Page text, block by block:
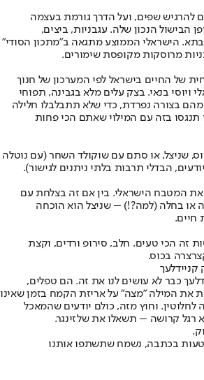
להרגיש שפים, ועל הדרך גורמת בעצמה
הבישול הנכון שלה. עגבניות, ביצים,
הישראלי הממוצע מתגאה ב"מתכון הסודי"
מרוסקות מקופסת שימורים.
של החיים בישראל לפי המערכון של חנוך
ויוסי בנאי. בצק עלים מלא בגבינה, תפוחי
בצורה נפרדת, כדי שלא תתבלבלו חלילה
תנגסו בזה עם המילוי שאתם הכי פחות
שניצל, או סתם עם שוקולד השחר (עם נוטלה
הבדלי תרבות בלתי ניתנים לגישור).
המטבח הישראלי. בין אם זה בצלחת עם
או בחלה (למה?!) – שניצל הוא הוכחה
חיים.
זה הכי טעים. חלב, סירופ ורדים, וקצת
בכוס.
כבר לא עושים לנו את זה. הם טפלים,
את המילה "מצה" על אריזת הקמח בזמן שאינו
וחוץ מזה, כולם יודעים שהמאכל
רגל קרושה – תשאלו את שלזינגר.
בכתבה, נשמח שתשתפו אותנו